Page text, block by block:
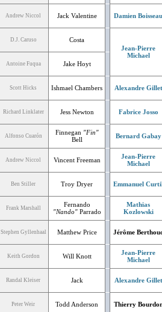
Andrew Niccol Jack Valentine Damien Boisseau
D.J. Caruso
Costa
Jean-Pierre
Michael
Antoine Fuqua Jake Hoyt
Scott Hicks Ishmael Chambers Alexandre Gillet
Richard Linklater Jess Newton Fabrice Josso
Alfonso Cuarón Finnegan "Fin"
Bell
Bernard Gabay
Andrew Niccol Vincent Freeman
Jean-Pierre
Michael
Ben Stiller Troy Dryer Emmanuel
Frank Marshall
Fernando
"Nando" Parrado
Mathias
Kozlowski
Stephen Gyllenhaal Matthew Price Jérôme
Keith Gordon Will Knott
Jean-Pierre
Michael
Randal Kleiser Jack Alexandre Gillet
Peter Weir Todd Anderson Thierry